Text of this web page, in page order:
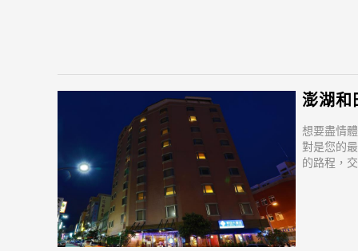
澎湖
想要盡情
對是您的
的路程，